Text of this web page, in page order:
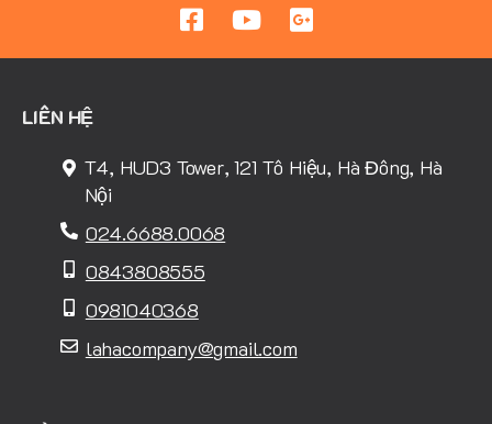
LIÊN HỆ
T4, HUD3 Tower, 121 Tô Hiệu, Hà Đông, Hà
Nội
024.6688.0068
0843808555
0981040368
lahacompany@gmail.com